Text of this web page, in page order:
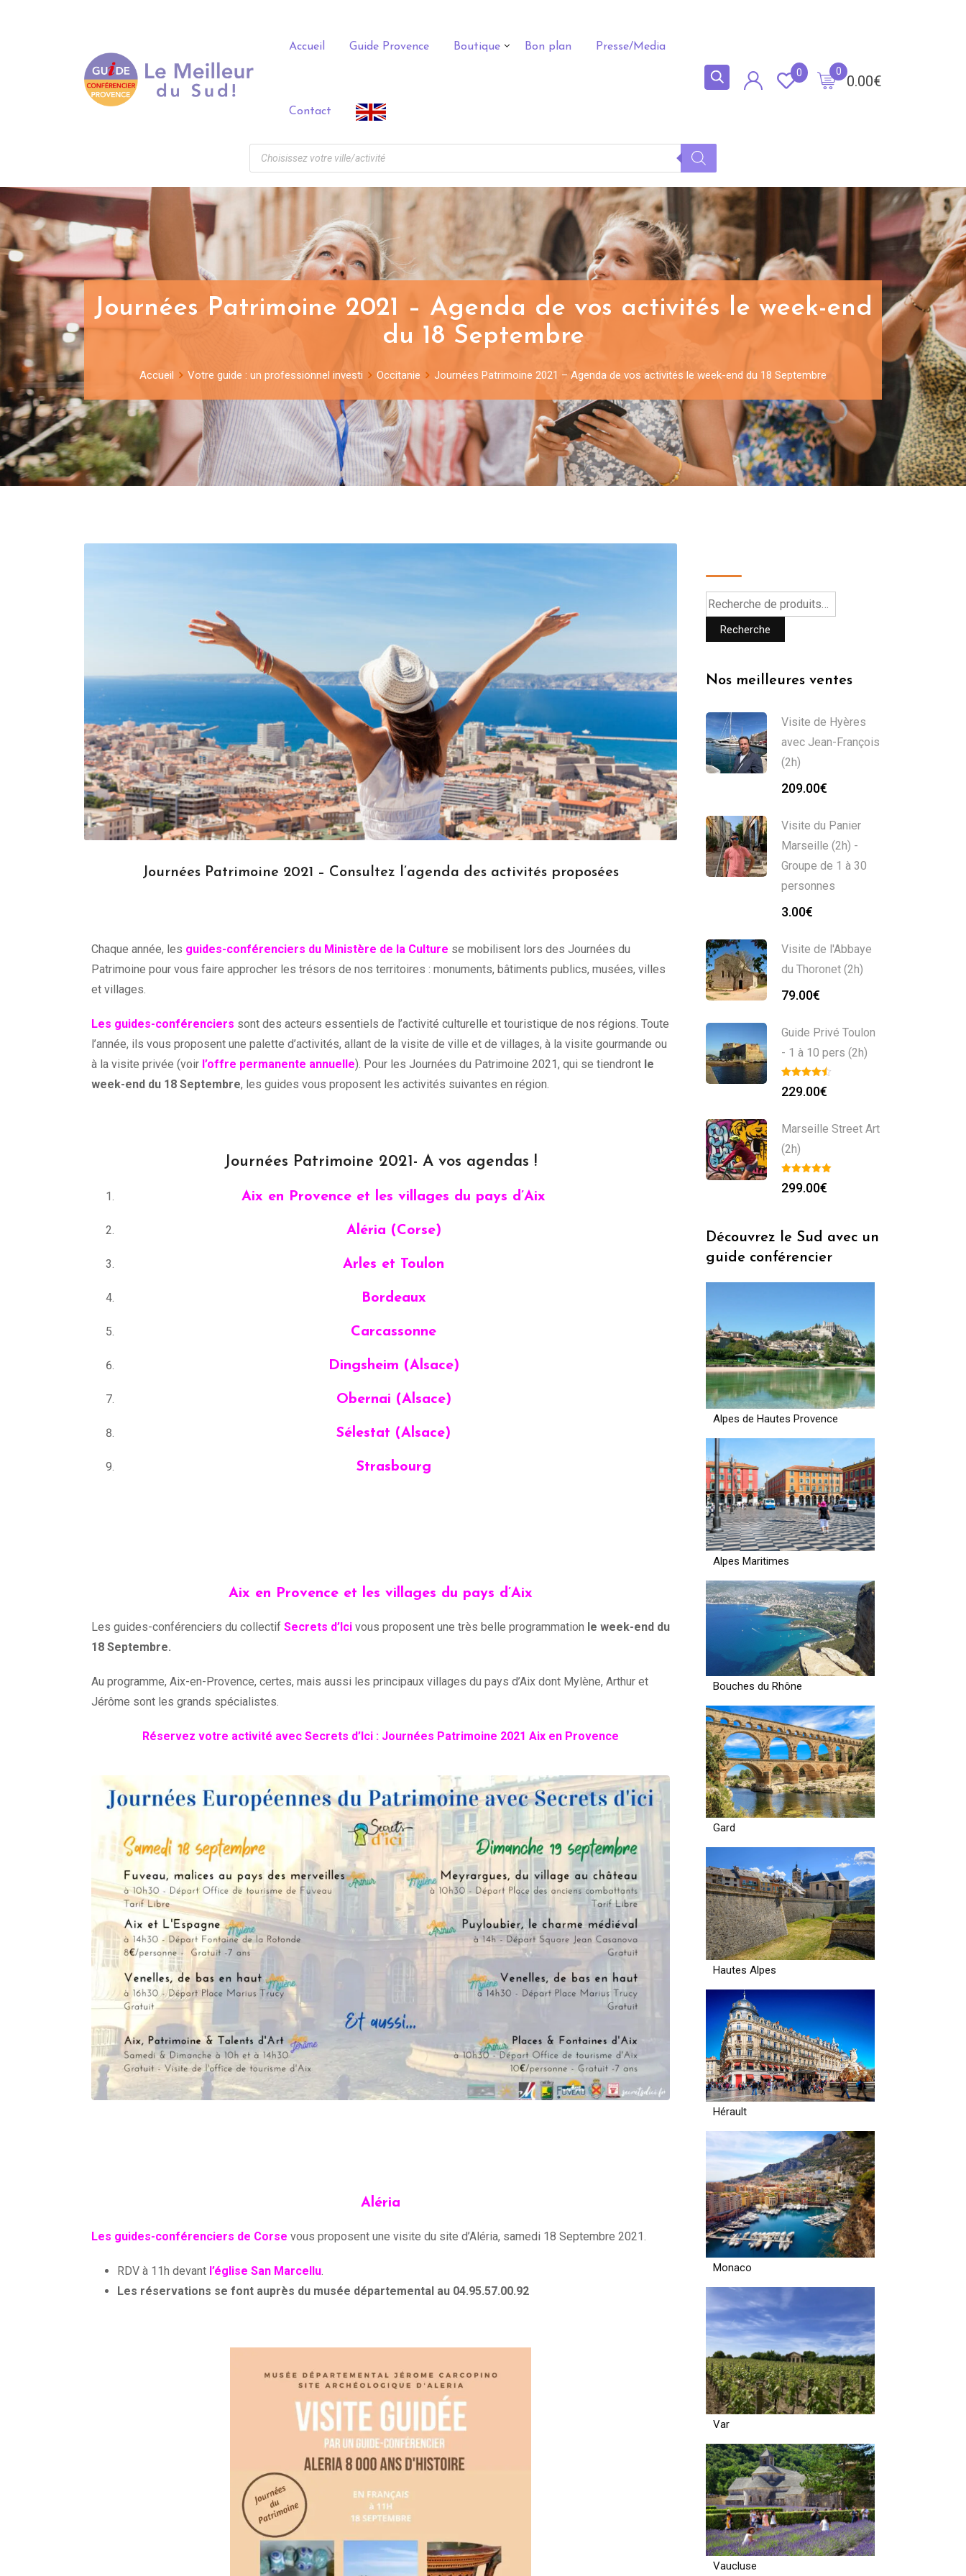
Accueil Guide Provence Boutique Bon plan Presse/Media
Contact
0.00€
0
0
Journées Patrimoine 2021 – Agenda de vos activités le week-end
du 18 Septembre
Accueil Votre guide : un professionnel investi Occitanie Journées Patrimoine 2021 – Agenda de vos activités le week-end du 18 Septembre
Journées Patrimoine 2021 – Consultez l’agenda des activités proposées
Chaque année, les guides-conférenciers du Ministère de la Culture se mobilisent lors des Journées du
Patrimoine pour vous faire approcher les trésors de nos territoires : monuments, bâtiments publics, musées, villes
et villages.
Les guides-conférenciers sont des acteurs essentiels de l’activité culturelle et touristique de nos régions. Toute
l’année, ils vous proposent une palette d’activités, allant de la visite de ville et de villages, à la visite gourmande ou
à la visite privée (voir l’offre permanente annuelle). Pour les Journées du Patrimoine 2021, qui se tiendront le
week-end du 18 Septembre, les guides vous proposent les activités suivantes en région.
Journées Patrimoine 2021- A vos agendas !
Aix en Provence et les villages du pays d’Aix
Aléria (Corse)
Arles et Toulon
Bordeaux
Carcassonne
Dingsheim (Alsace)
Obernai (Alsace)
Sélestat (Alsace)
Strasbourg
Aix en Provence et les villages du pays d’Aix
Les guides-conférenciers du collectif Secrets d’Ici vous proposent une très belle programmation le week-end du
18 Septembre.
Au programme, Aix-en-Provence, certes, mais aussi les principaux villages du pays d’Aix dont Mylène, Arthur et
Jérôme sont les grands spécialistes.
Réservez votre activité avec Secrets d’Ici : Journées Patrimoine 2021 Aix en Provence
Aléria
Les guides-conférenciers de Corse vous proposent une visite du site d’Aléria, samedi 18 Septembre 2021.
RDV à 11h devant l’église San Marcellu.
Les réservations se font auprès du musée départemental au 04.95.57.00.92
Recherche
Nos meilleures ventes
Visite de Hyères
avec Jean-François
(2h)
209.00€
Visite du Panier
Marseille (2h) -
Groupe de 1 à 30
personnes
3.00€
Visite de l'Abbaye
du Thoronet (2h)
79.00€
Guide Privé Toulon
- 1 à 10 pers (2h)
229.00€
Marseille Street Art
(2h)
299.00€
Découvrez le Sud avec un
guide conférencier
Alpes de Hautes Provence
Alpes Maritimes
Bouches du Rhône
Gard
Hautes Alpes
Hérault
Monaco
Var
Vaucluse